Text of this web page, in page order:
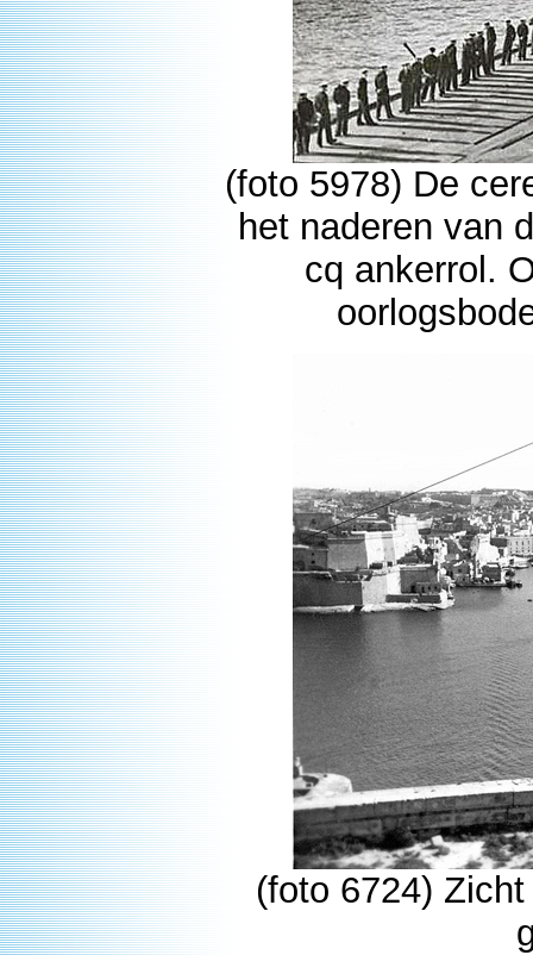
(foto 5978) De
het naderen van
cq ankerrol.
(foto 6724)